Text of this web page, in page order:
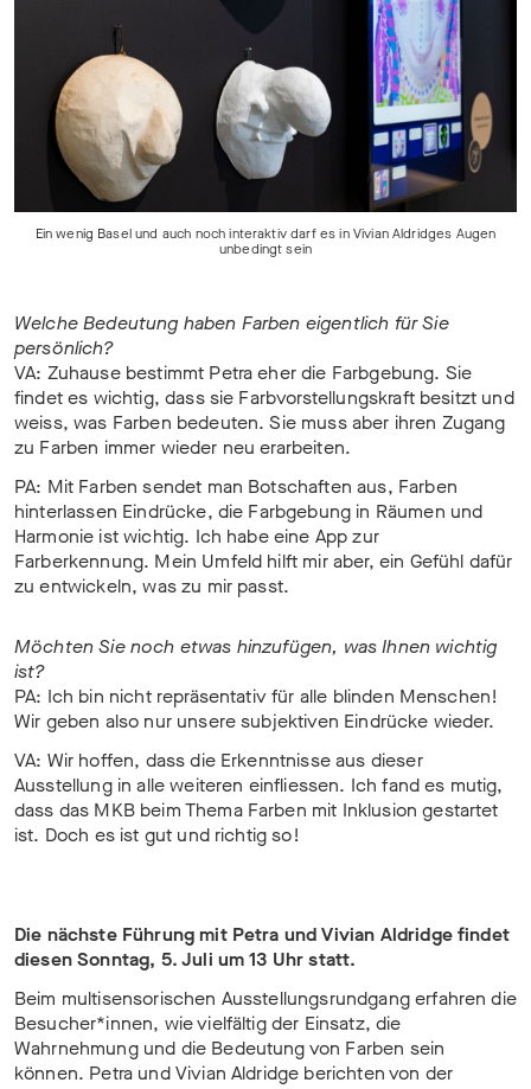
Ein wenig Basel und auch noch interaktiv darf es in Vivian Aldridges Augen
unbedingt sein
Welche Bedeutung haben Farben eigentlich für Sie
persönlich?
VA: Zuhause bestimmt Petra eher die Farbgebung. Sie
findet es wichtig, dass sie Farbvorstellungskraft besitzt und
weiss, was Farben bedeuten. Sie muss aber ihren Zugang
zu Farben immer wieder neu erarbeiten.
PA: Mit Farben sendet man Botschaften aus, Farben
hinterlassen Eindrücke, die Farbgebung in Räumen und
Harmonie ist wichtig. Ich habe eine App zur
Farberkennung. Mein Umfeld hilft mir aber, ein Gefühl dafür
zu entwickeln, was zu mir passt.
Möchten Sie noch etwas hinzufügen, was Ihnen wichtig
ist?
PA: Ich bin nicht repräsentativ für alle blinden Menschen!
Wir geben also nur unsere subjektiven Eindrücke wieder.
VA: Wir hoffen, dass die Erkenntnisse aus dieser
Ausstellung in alle weiteren einfliessen. Ich fand es mutig,
dass das MKB beim Thema Farben mit Inklusion gestartet
ist. Doch es ist gut und richtig so!
Die nächste Führung mit Petra und Vivian Aldridge findet
diesen Sonntag, 5. Juli um 13 Uhr statt.
Beim multisensorischen Ausstellungsrundgang erfahren die
Besucher*innen, wie vielfältig der Einsatz, die
Wahrnehmung und die Bedeutung von Farben sein
können. Petra und Vivian Aldridge berichten von der